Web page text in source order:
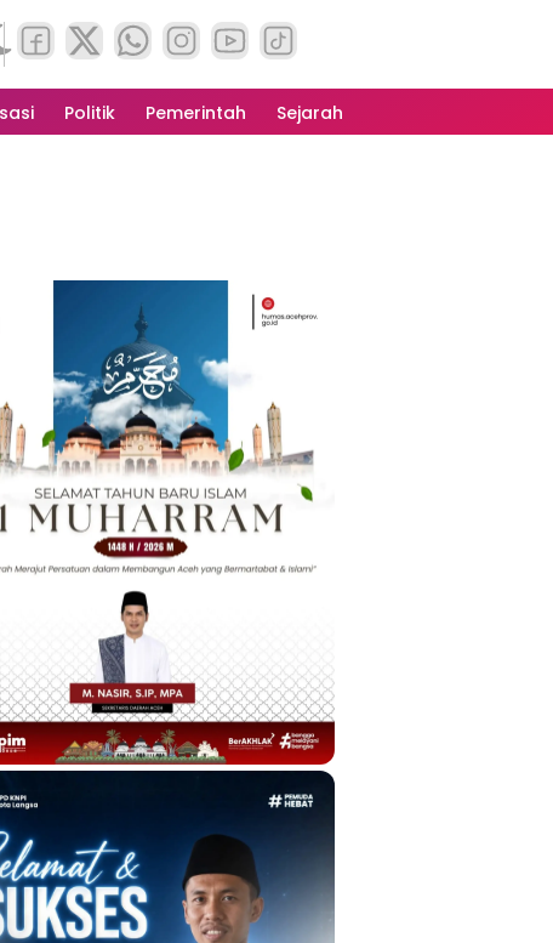
Politik Pemerintah Sejarah